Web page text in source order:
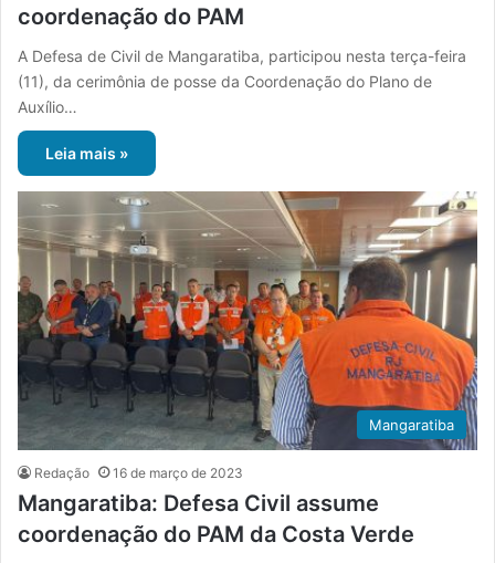
coordenação do PAM
A Defesa de Civil de Mangaratiba, participou nesta terça-feira
(11), da cerimônia de posse da Coordenação do Plano de
Auxílio…
Leia mais »
Mangaratiba
Redação 16 de março de 2023
Mangaratiba: Defesa Civil assume
coordenação do PAM da Costa Verde